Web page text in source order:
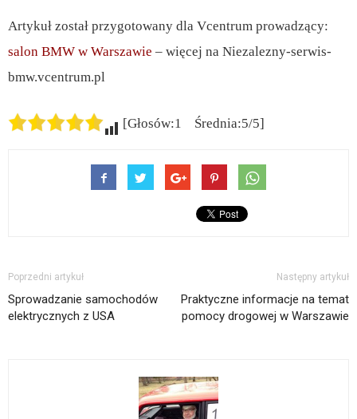
Artykuł został przygotowany dla Vcentrum prowadzący:
salon BMW w Warszawie – więcej na Niezalezny-serwis-
bmw.vcentrum.pl
[Głosów:1 Średnia:5/5]
Poprzedni artykuł
Sprowadzanie samochodów
elektrycznych z USA
Następny artykuł
Praktyczne informacje na temat
pomocy drogowej w Warszawie